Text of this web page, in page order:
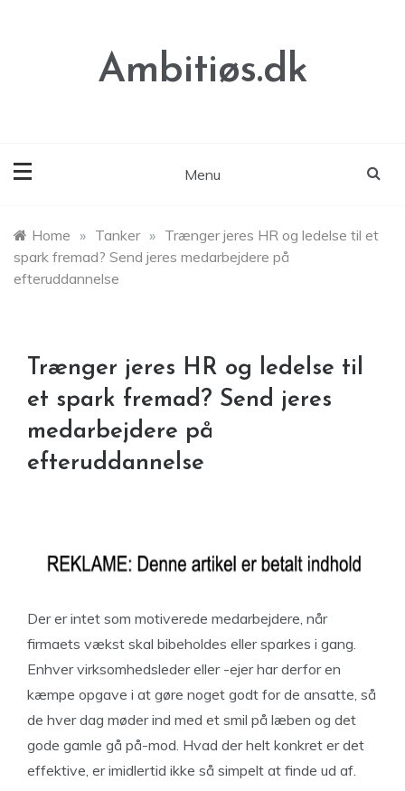
Ambitiøs.dk
Menu
Home » Tanker » Trænger jeres HR og ledelse til et
spark fremad? Send jeres medarbejdere på
efteruddannelse
Trænger jeres HR og ledelse til
et spark fremad? Send jeres
medarbejdere på
efteruddannelse
Der er intet som motiverede medarbejdere, når
firmaets vækst skal bibeholdes eller sparkes i gang.
Enhver virksomhedsleder eller -ejer har derfor en
kæmpe opgave i at gøre noget godt for de ansatte, så
de hver dag møder ind med et smil på læben og det
gode gamle gå på-mod. Hvad der helt konkret er det
effektive, er imidlertid ikke så simpelt at finde ud af.